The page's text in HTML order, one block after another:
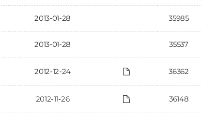
2013-01-28 35985
2013-01-28 35537
2012-12-24 36362
2012-11-26 36148